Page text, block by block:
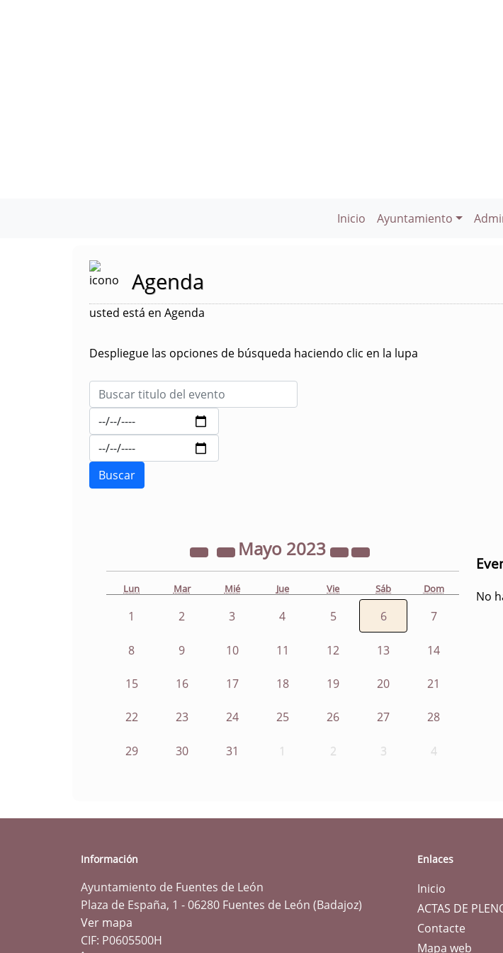
Inicio Ayuntamiento
Agenda
usted está en Agenda
Despliegue las opciones de búsqueda haciendo clic en la lupa
Mayo 2023
Lun Mar Mié Jue Vie Sáb Dom
1 2 3 4 5 6 7
8 9 10 11 12 13 14
15 16 17 18 19 20 21
22 23 24 25 26 27 28
29 30 31 1 2 3 4
No
Información
Ayuntamiento de Fuentes de León
Plaza de España, 1 - 06280 Fuentes de León (Badajoz)
Ver mapa
CIF: P0605500H
Enlaces
Inicio
ACTAS DE
Contacte
Mapa web